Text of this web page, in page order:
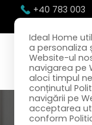
Ideal Home
a personaliza
Website-ul
navigarea pe
aloci timpul
conținutul
navigării pe
acceptarea
conform
+40 783 003